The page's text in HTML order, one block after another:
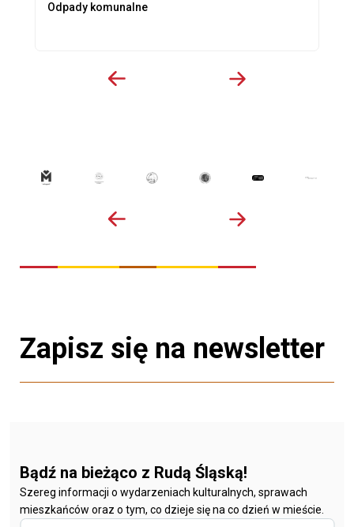
Odpady komunalne
Zapisz się na newsletter
Bądź na bieżąco z Rudą Śląską!
Szereg informacji o wydarzeniach kulturalnych, sprawach
mieszkańców oraz o tym, co dzieje się na co dzień w mieście.